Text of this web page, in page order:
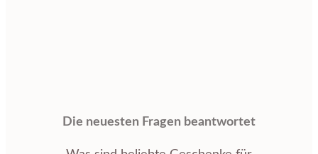
Die neuesten Fragen beantwortet